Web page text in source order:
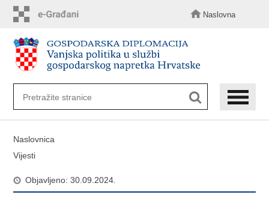
sadržaj
Naslovna
Naslovnica
Vijesti
Objavljeno: 30.09.2024.